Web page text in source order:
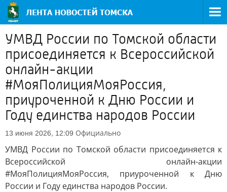
УМВД России по Томской области
присоединяется к Всероссийской
онлайн-акции
#МояПолицияМояРоссия,
приуроченной к Дню России и
Году единства народов России
13 июня 2026, 12:09 Официально
УМВД России по Томской области присоединяется к
Всероссийской онлайн-акции
#МояПолицияМояРоссия, приуроченной к Дню
России и Году единства народов России.